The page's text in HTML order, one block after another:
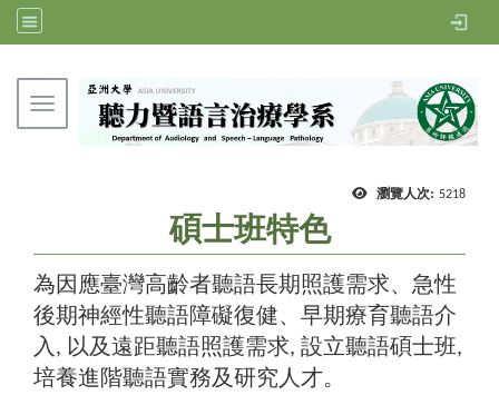
Toggle navigation
瀏覽人次: 5218
碩士班特色
為因應臺灣高齡者聽語長期照護需求、急性
後期神經性聽語障礙復健、早期療育聽語介
入, 以及遠距聽語照護需求, 設立聽語碩士班,
培養進階聽語實務及研究人才。